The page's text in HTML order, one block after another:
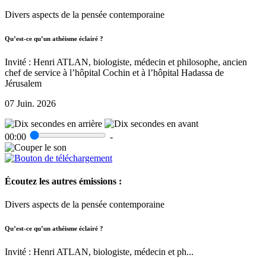
Divers aspects de la pensée contemporaine
Qu’est-ce qu’un athéisme éclairé ?
Invité : Henri ATLAN, biologiste, médecin et philosophe, ancien
chef de service à l’hôpital Cochin et à l’hôpital Hadassa de
Jérusalem
07 Juin. 2026
00:00 -
Écoutez les autres émissions :
Divers aspects de la pensée contemporaine
Qu’est-ce qu’un athéisme éclairé ?
Invité : Henri ATLAN, biologiste, médecin et ph...